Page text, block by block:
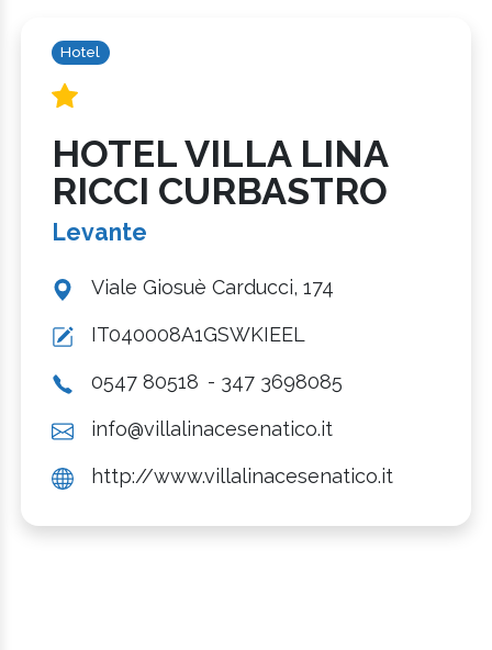
Hotel
HOTEL VILLA LINA
RICCI CURBASTRO
Levante
Viale Giosuè Carducci, 174
IT040008A1GSWKIEEL
0547 80518 - 347 3698085
info@villalinacesenatico.it
http://www.villalinacesenatico.it